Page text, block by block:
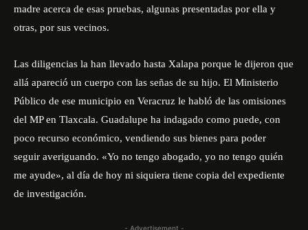
madre acerca de esas pruebas, algunas presentadas por ella y
otras, por sus vecinos.
Las diligencias la han llevado hasta Xalapa porque le dijeron que
allá apareció un cuerpo con las señas de su hijo. El Ministerio
Público de ese municipio en Veracruz le habló de las omisiones
del MP en Tlaxcala. Guadalupe ha indagado como puede, con
poco recurso económico, vendiendo sus bienes para poder
seguir averiguando. «Yo no tengo abogado, yo no tengo quién
me ayude», al día de hoy ni siquiera tiene copia del expediente
de investigación.
- Advertisement -